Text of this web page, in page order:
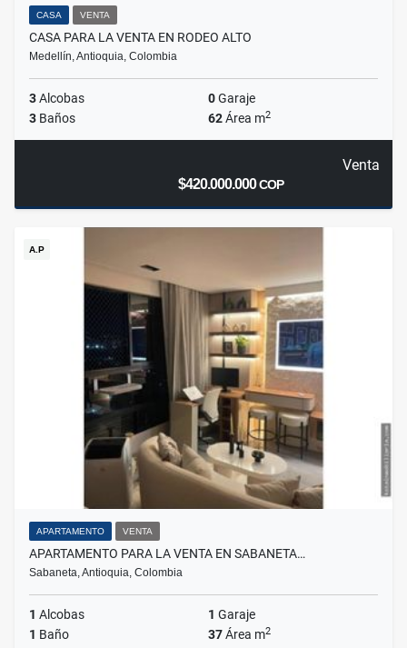
CASA VENTA
CASA PARA LA VENTA EN RODEO ALTO
Medellín, Antioquia, Colombia
3Alcobas 0Garaje
3 Baños 62Área m2
Venta
$420.000.000COP
A.P
APARTAMENTO VENTA
APARTAMENTO PARA LA VENTA EN SABANETA…
Sabaneta, Antioquia, Colombia
1 Alcobas 1 Garaje
1 Baño 37Área m2